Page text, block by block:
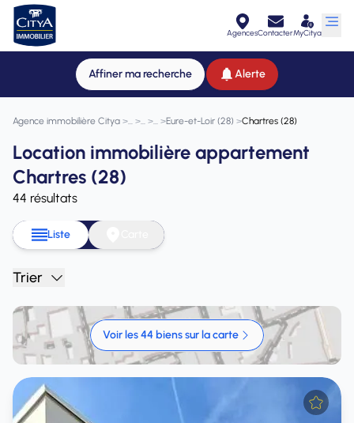
AgencesContacterMyCitya
Affiner ma recherche Alerte
Agence immobilière Citya > > > >Eure-et-Loir (28) >Chartres (28)
Location immobilière appartement
Chartres (28)
44 résultats
Liste
Trier
Voir les 44 biens sur la carte